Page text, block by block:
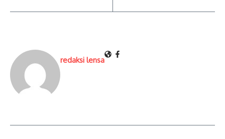
redaksi lensa